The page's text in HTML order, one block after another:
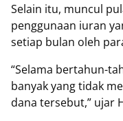
‎Selain itu, muncul
penggunaan iuran
setiap bulan oleh
‎“Selama bertahun-
banyak yang tidak
dana tersebut,” ujar